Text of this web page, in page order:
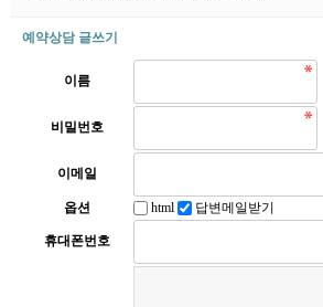
예약상담 글쓰기
이름
비밀번호
이메일
옵션 html 답변메일받기
휴대폰번호